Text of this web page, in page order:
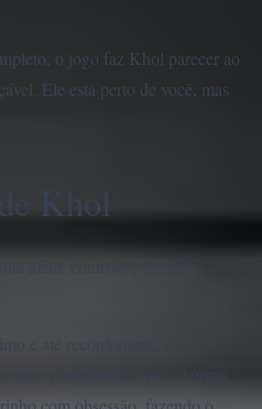
o jogo faz Khol parecer ao
Ele está perto de você, mas
Khol
afeto, controle e tensão
mais perturbador com o tempo.